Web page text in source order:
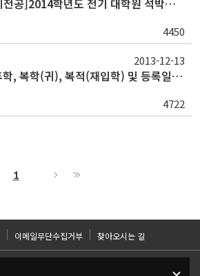
[멀티스케일기계설계전공]2014학년도 전기 대학원 석박통합 신입생 랩배정 안내
4450
공지] 2014-1학기 휴학, 복학(귀), 복적(재입학) 및 등록일정 안내
4722
2013-12-13
1
이메일무단수집거부 찾아오시는 길